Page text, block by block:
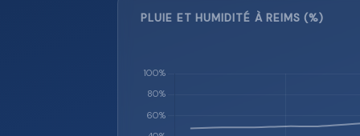
PLUIE ET HUMIDITÉ À REIMS (%)